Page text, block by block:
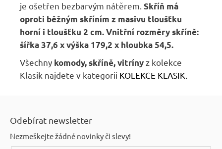
je ošetřen bezbarvým nátěrem. Skříň má
oproti běžným skříním z masivu tloušťku
horní i tloušťku 2 cm. Vnitřní rozměry skříně:
šířka 37,6 x výška 179,2 x hloubka 54,5.
Všechny komody, skříně, vitrínyz kolekce
Klasik najdete v kategorii KOLEKCE KLASIK.
Odebírat newsletter
Nezmeškejte žádné novinky či slevy!